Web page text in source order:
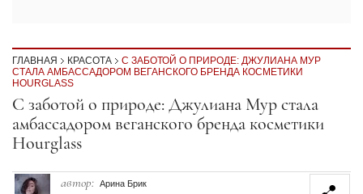
ГЛАВНАЯ КРАСОТА
С ЗАБОТОЙ О ПРИРОДЕ: ДЖУЛИАНА МУР
СТАЛА АМБАССАДОРОМ ВЕГАНСКОГО БРЕНДА КОСМЕТИКИ
HOURGLASS
Секция статей
С заботой о природе: Джулиана Мур стала
амбассадором веганского бренда косметики
Hourglass
автор: Арина Брик